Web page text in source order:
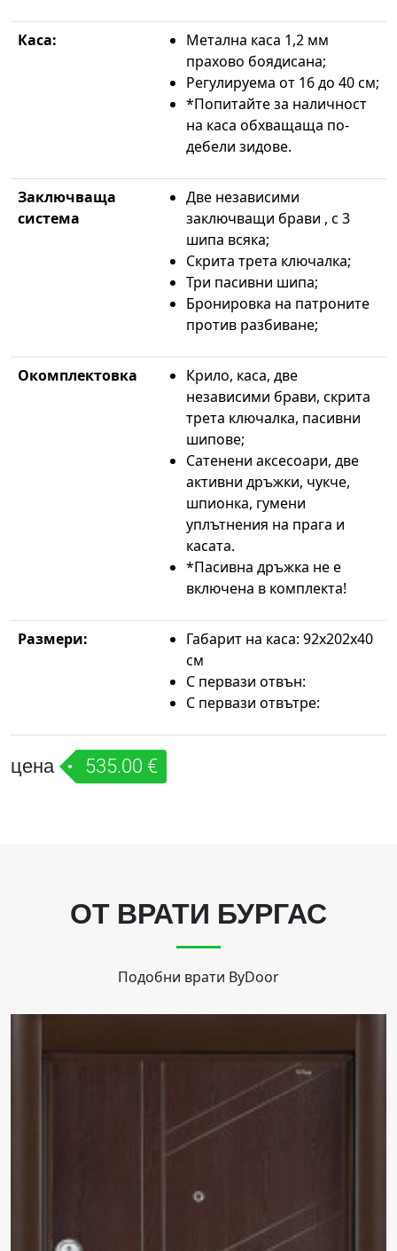
Каса:
Метална каса 1,2 мм
прахово боядисана;
Регулируема от 16 до 40 см;
*Попитайте за наличност
на каса обхващаща по-
дебели зидове.
Заключваща
система
Две независими
заключващи брави , с 3
шипа всяка;
Скрита трета ключалка;
Три пасивни шипа;
Бронировка на патроните
против разбиване;
Окомплектовка
Крило, каса, две
независими брави, скрита
трета ключалка, пасивни
шипове;
Сатенени аксесоари, две
активни дръжки, чукче,
шпионка, гумени
уплътнения на прага и
касата.
*Пасивна дръжка не е
включена в комплекта!
Размери:
Габарит на каса: 92х202х40
см
С первази отвън:
С первази отвътре:
цена 535.00 €
ОТ ВРАТИ БУРГАС
Подобни врати ByDoor